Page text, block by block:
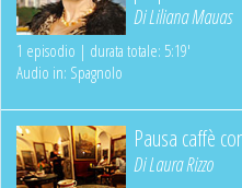
DiLiliana Mauas
1 episodio | durata totale: 5:19'
Audio in: Spagnolo
Pausa caffè
DiLaura Rizzo